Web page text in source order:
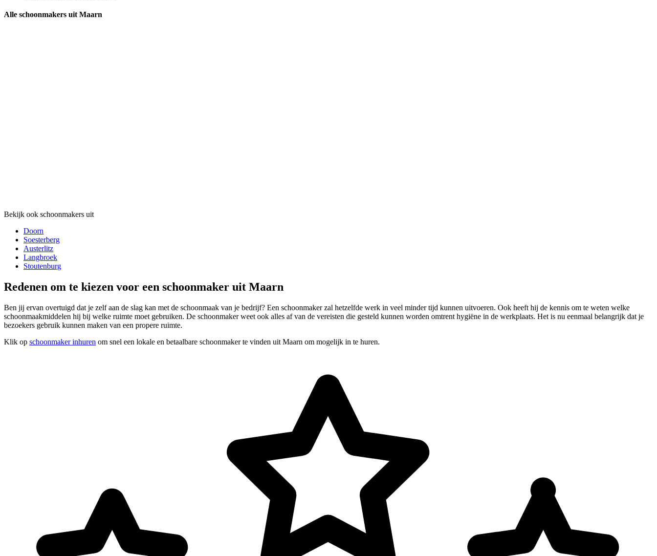
Alle schoonmakers uit Maarn
Bekijk ook schoonmakers uit
Doorn
Soesterberg
Austerlitz
Langbroek
Stoutenburg
Redenen om te kiezen voor een schoonmaker uit Maarn
Ben jij ervan overtuigd dat je zelf aan de slag kan met de schoonmaak van je bedrijf? Een schoonmaker zal hetzelfde werk in veel minder tijd kunnen uitvoeren. Ook heeft hij de kennis om te weten welke
schoonmaakmiddelen hij bij welke ruimte moet gebruiken. De schoonmaker weet ook alles af van de vereisten die gesteld kunnen worden omtrent hygiëne in de werkplaats. Het is nu eenmaal belangrijk dat je
bezoekers gebruik kunnen maken van een propere ruimte.
Klik op schoonmaker inhuren om snel een lokale en betaalbare schoonmaker te vinden uit Maarn om mogelijk in te huren.